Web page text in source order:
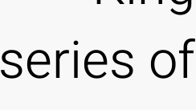
series of